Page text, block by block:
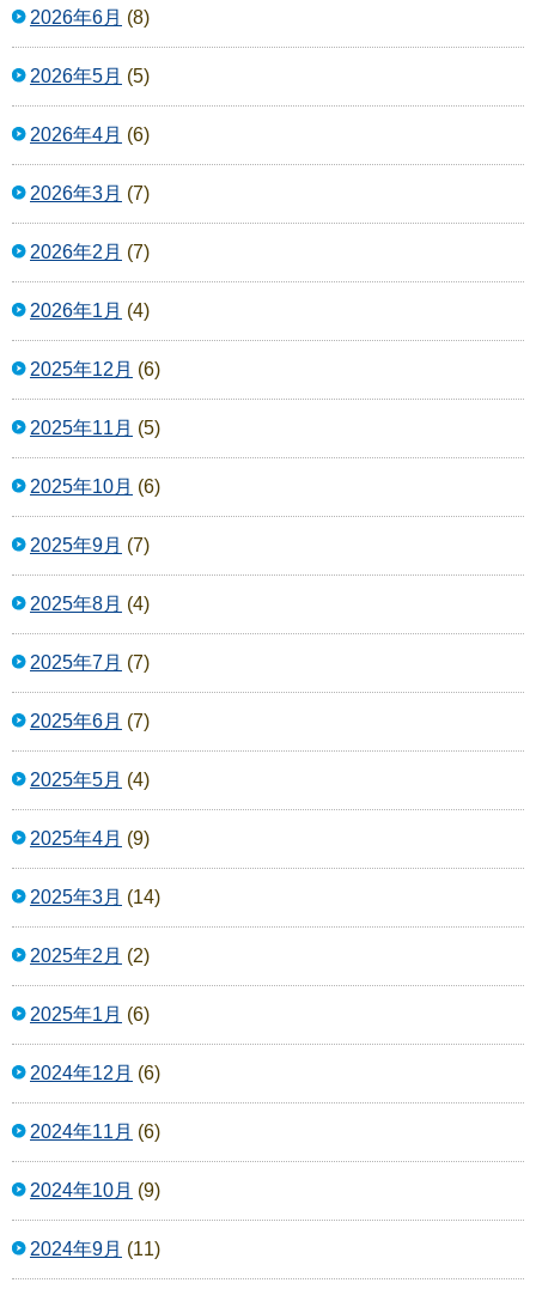
2026年6月 (8)
2026年5月 (5)
2026年4月 (6)
2026年3月 (7)
2026年2月 (7)
2026年1月 (4)
2025年12月 (6)
2025年11月 (5)
2025年10月 (6)
2025年9月 (7)
2025年8月 (4)
2025年7月 (7)
2025年6月 (7)
2025年5月 (4)
2025年4月 (9)
2025年3月 (14)
2025年2月 (2)
2025年1月 (6)
2024年12月 (6)
2024年11月 (6)
2024年10月 (9)
2024年9月 (11)